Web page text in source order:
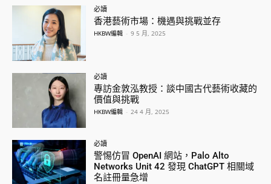
必讀
香港藝術市場：機遇與挑戰並存
HKBW編輯 - 9 5 月, 2025
必讀
專訪金敦泓教授：談中國古代藝術收藏的
價值與挑戰
HKBW編輯 - 24 4 月, 2025
必讀
警惕仿冒 OpenAI 網站，Palo Alto
Networks Unit 42 發現 ChatGPT 相關域
名註冊量急增